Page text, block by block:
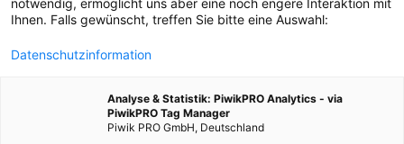
Typen, die wir jetzt
garantiert wiedersehen
notwendig, ermöglicht uns aber eine noch engere Interaktion mit
Ihnen. Falls gewünscht, treffen Sie bitte eine Auswahl:
Datenschutzinformation
Analyse & Statistik: PiwikPRO Analytics - via
PiwikPRO Tag Manager
Piwik PRO GmbH, Deutschland